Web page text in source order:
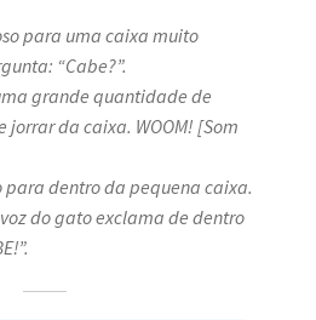
para uma caixa muito
“Cabe?”.
grande quantidade de
jorrar da caixa. WOOM! [Som
para dentro da pequena caixa.
do gato exclama de dentro